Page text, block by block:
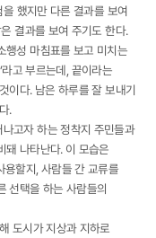
했지만 다른 결과를 보여
결과를 보여 주기도 한다.
행성 마침표를 보고 미치는
고 부르는데, 끝이라는
이다. 남은 하루를 잘 보내기
.
고자 하는 정착지 주민들과
돼 나타난다. 이 모습은
용할지, 사람들 간 교류를
선택을 하는 사람들의
도시가 지상과 지하로